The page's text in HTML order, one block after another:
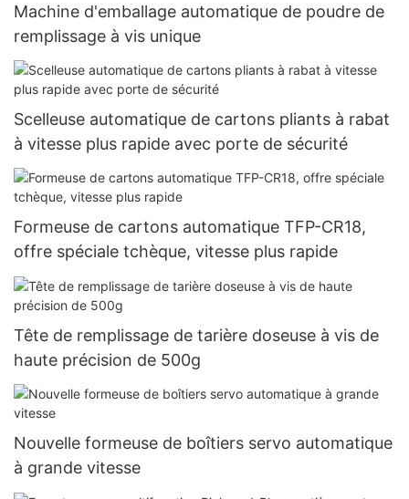
Machine d'emballage automatique de poudre de
remplissage à vis unique
Scelleuse automatique de cartons pliants à rabat
à vitesse plus rapide avec porte de sécurité
Formeuse de cartons automatique TFP-CR18,
offre spéciale tchèque, vitesse plus rapide
Tête de remplissage de tarière doseuse à vis de
haute précision de 500g
Nouvelle formeuse de boîtiers servo automatique
à grande vitesse